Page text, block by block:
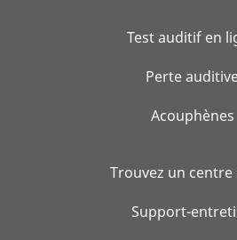
Test auditif en
Perte
Acouphènes
Trouvez un centre
Support-